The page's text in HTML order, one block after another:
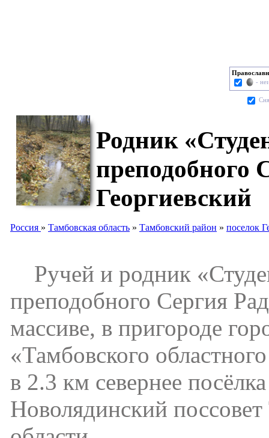
-
Родник
преподобного
Георгиевский
Россия » Тамбовская область » Тамбовский район » поселок
Ручей и родник
преподобного Сергия
массиве, в пригороде
«Тамбовского
в 2.3 км севернее
Новолядинский